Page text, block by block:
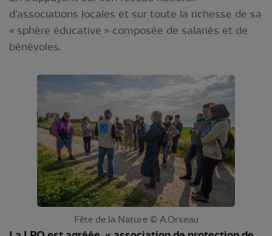
d’associations locales et sur toute la richesse de sa
« sphère éducative » composée de salariés et de
bénévoles.
Fête de la Nature © A.Orseau